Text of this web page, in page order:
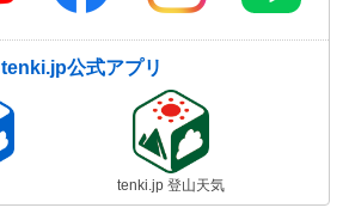
tenki.jp公式アプリ
tenki.jp 登山天気